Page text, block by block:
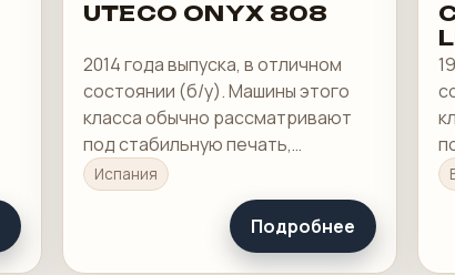
UTECO ONYX 808
2014 года выпуска, в отличном
состоянии (б/у). Машины этого
класса обычно рассматривают
под стабильную печать,
понятную приладку и рабочую
загрузку в смене.
Испания
Подробнее